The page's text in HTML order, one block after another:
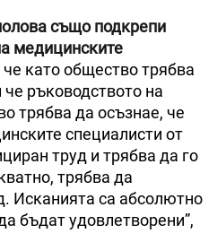
също подкрепи
медицинските
като общество трябва
ръководството на
трябва да осъзнае, че
специалисти от
труд и трябва да го
трябва да
Исканията са абсолютно
бъдат удовлетворени”,